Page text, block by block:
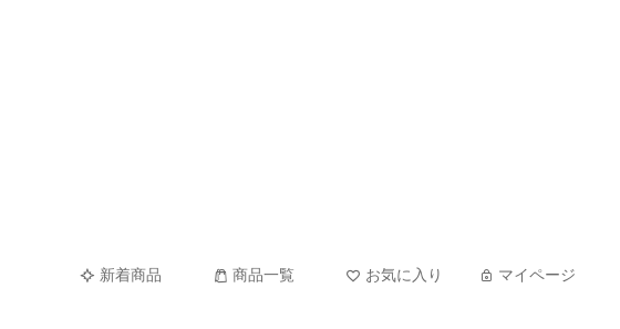
新着商品 商品一覧 お気に入り マイページ